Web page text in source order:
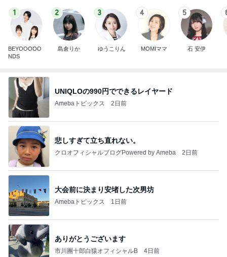
1
BEYOOOOO
NDS
2
島倉りか
3
ゆうこりん
4
MOMIママ
5
石 安伊
UNIQLOの990円でできるレイヤード
Amebaトピックス 2日前
悲しすぎて立ち直れない。
クロオフィシャルブログPowered by Ameba 2日前
大会前に決まり安堵した次男坊
Amebaトピックス 1日前
ありがとうございます
市川團十郎白猿オフィシャルB 4日前